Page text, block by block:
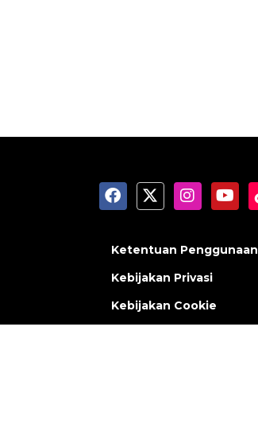
Ketentuan Penggunaan
Kebijakan Privasi
Kebijakan Cookie